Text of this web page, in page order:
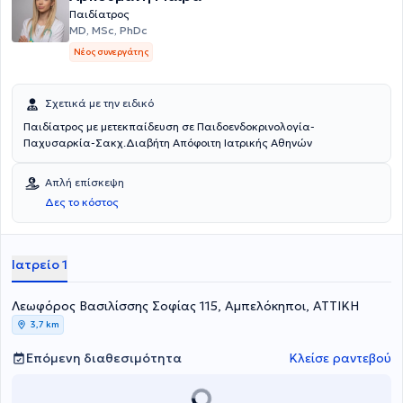
Ευρωπαϊκής Ρινολογικής Εταιρείας.
Παιδίατρος
MD, MSc, PhDc
Νέος συνεργάτης
Σχετικά με την ειδικό
Παιδίατρος με μετεκπαίδευση σε Παιδοενδοκρινολογία-
Παχυσαρκία-Σακχ.Διαβήτη Απόφοιτη Ιατρικής Αθηνών
Απλή επίσκεψη
Δες το κόστος
Ιατρείο 1
Λεωφόρος Βασιλίσσης Σοφίας 115, Αμπελόκηποι, ΑΤΤΙΚΗ
3,7 km
Επόμενη διαθεσιμότητα Κλείσε ραντεβού